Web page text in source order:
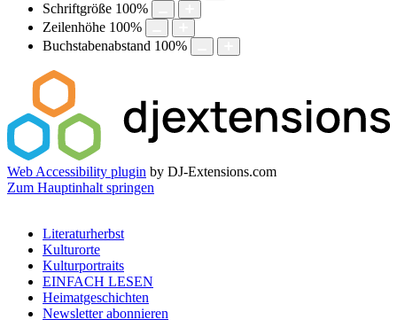
Schriftgröße 100%
Zeilenhöhe 100%
Buchstabenabstand 100%
Web Accessibility plugin by DJ-Extensions.com
Zum Hauptinhalt springen
Literaturherbst
Kulturorte
Kulturportraits
EINFACH LESEN
Heimatgeschichten
Newsletter abonnieren